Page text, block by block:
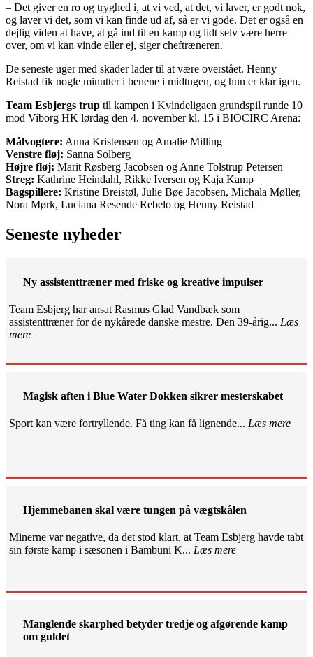
– Det giver en ro og tryghed i, at vi ved, at det, vi laver, er godt nok,
og laver vi det, som vi kan finde ud af, så er vi gode. Det er også en
dejlig viden at have, at gå ind til en kamp og lidt selv være herre
over, om vi kan vinde eller ej, siger cheftræneren.
De seneste uger med skader lader til at være overstået. Henny
Reistad fik nogle minutter i benene i midtugen, og hun er klar igen.
Team Esbjergs trup til kampen i Kvindeligaen grundspil runde 10
mod Viborg HK lørdag den 4. november kl. 15 i BIOCIRC Arena:
Målvogtere: Anna Kristensen og Amalie Milling
Venstre fløj: Sanna Solberg
Højre fløj: Marit Røsberg Jacobsen og Anne Tolstrup Petersen
Streg: Kathrine Heindahl, Rikke Iversen og Kaja Kamp
Bagspillere: Kristine Breistøl, Julie Bøe Jacobsen, Michala Møller,
Nora Mørk, Luciana Resende Rebelo og Henny Reistad
Seneste nyheder
Ny assistenttræner med friske og kreative impulser
Team Esbjerg har ansat Rasmus Glad Vandbæk som
assistenttræner for de nykårede danske mestre. Den 39-årig... Læs
mere
Magisk aften i Blue Water Dokken sikrer mesterskabet
Sport kan være fortryllende. Få ting kan få lignende... Læs mere
Hjemmebanen skal være tungen på vægtskålen
Minerne var negative, da det stod klart, at Team Esbjerg havde tabt
sin første kamp i sæsonen i Bambuni K... Læs mere
Manglende skarphed betyder tredje og afgørende kamp
om guldet